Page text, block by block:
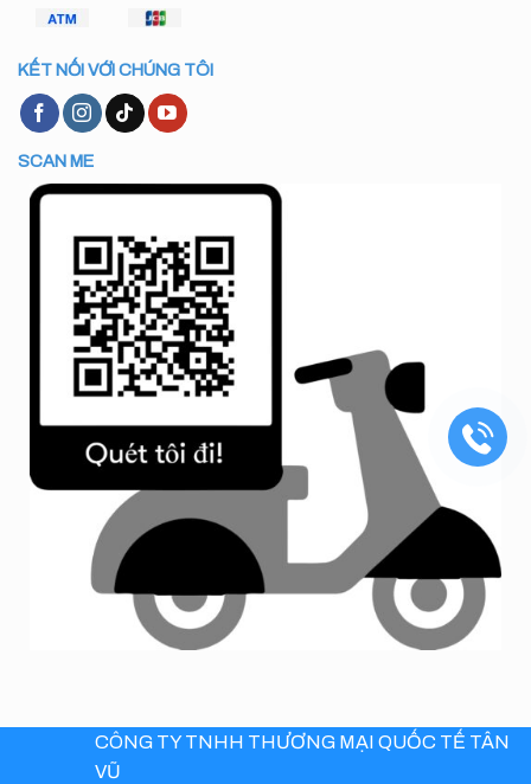
KẾT NỐI VỚI CHÚNG TÔI
SCAN ME
CÔNG TY TNHH THƯƠNG MẠI QUỐC TẾ TÂN
VŨ